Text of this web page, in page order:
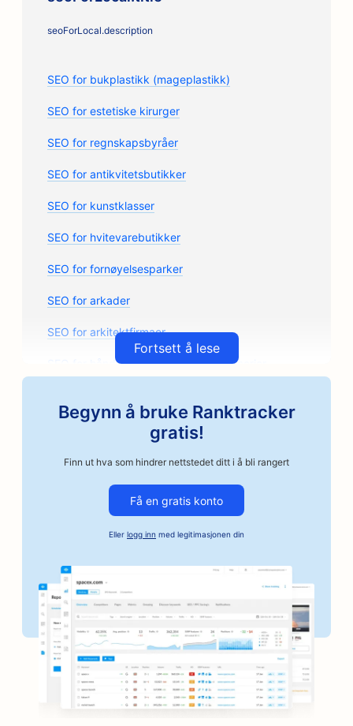
seoForLocal.description
SEO for bukplastikk (mageplastikk)
SEO for estetiske kirurger
SEO for regnskapsbyråer
SEO for antikvitetsbutikker
SEO for kunstklasser
SEO for hvitevarebutikker
SEO for fornøyelsesparker
SEO for arkader
SEO for arkitektfirmaer
SEO for håndverksbaserte kaffebrennerier
SEO for bilverksteder
SEO for bilverksteder
SEO for bilvirksomheter
SEO for bakerier
SEO for frisørsalonger
SEO for grillsteder
SEO for butikker
SEO for botox- og fillertjenester
Fortsett å lese
Begynn å bruke Ranktracker
gratis!
Finn ut hva som hindrer nettstedet ditt i å bli rangert
Få en gratis konto
Eller logg inn med legitimasjonen din